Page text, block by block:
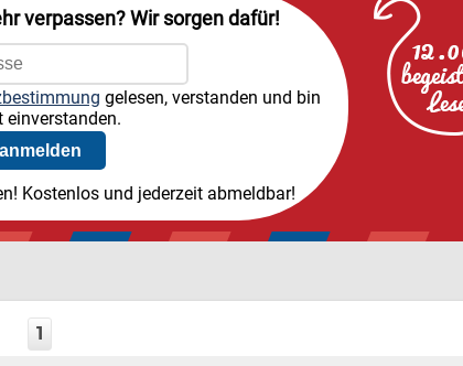
verpassen? Wir sorgen dafür!
gelesen, verstanden und bin
einverstanden.
Kostenlos und jederzeit abmeldbar!
1